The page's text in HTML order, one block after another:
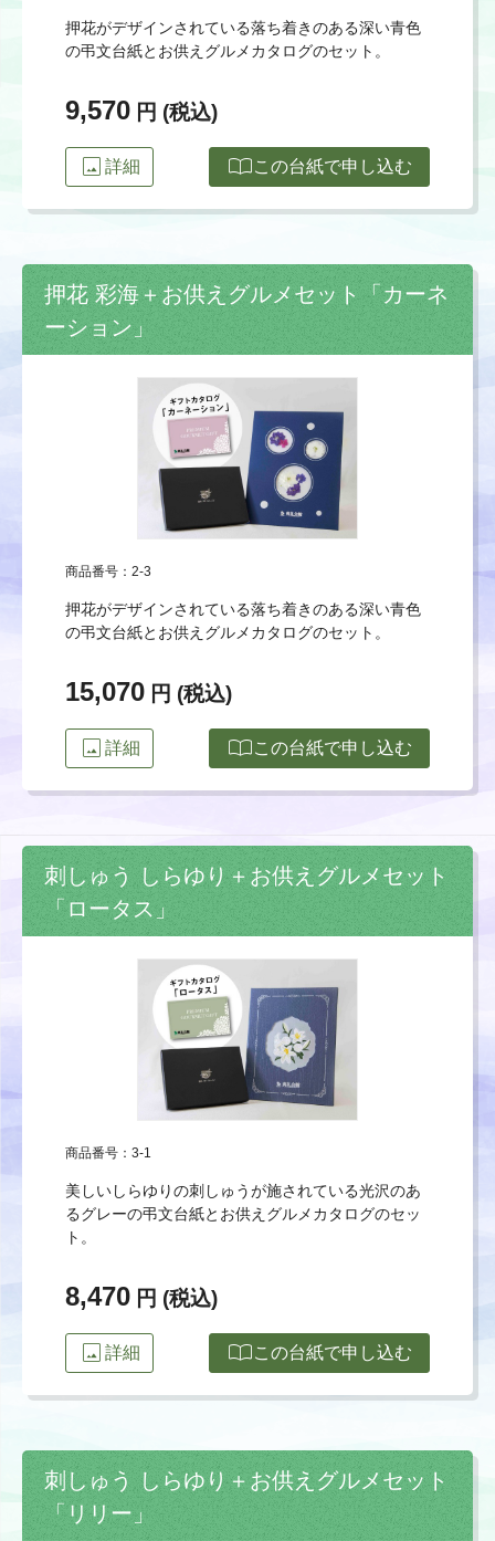
押花がデザインされている落ち着きのある深い青色
の弔文台紙とお供えグルメカタログのセット。
9,570 円 (税込)
image 詳細 import_contactsこの台紙で申し込む
押花 彩海＋お供えグルメセット「カーネ
ーション」
商品番号：2-3
押花がデザインされている落ち着きのある深い青色
の弔文台紙とお供えグルメカタログのセット。
15,070 円 (税込)
image 詳細 import_contactsこの台紙で申し込む
刺しゅう しらゆり＋お供えグルメセット
「ロータス」
商品番号：3-1
美しいしらゆりの刺しゅうが施されている光沢のあ
るグレーの弔文台紙とお供えグルメカタログのセッ
ト。
8,470 円 (税込)
image 詳細 import_contactsこの台紙で申し込む
刺しゅう しらゆり＋お供えグルメセット
「リリー」